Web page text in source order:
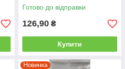
Готово до відправки
126,90 ₴
Купити
Новинка